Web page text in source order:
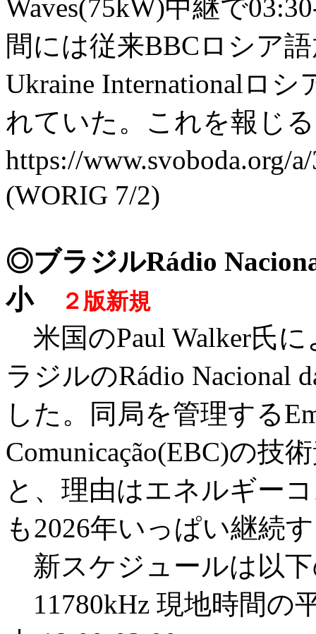
Waves(75kW)中継で
間には従来BBCロシア
Ukraine Internationalロ
れていた。これを報じ
https://www.svoboda.org/
(WORIG 7/2)
◎ブラジルRádio
小
２版新規
米国のPaul Walker氏
ラジルのRádio Nacional
した。同局を管理する
Comunicação(EBC)の技
と、理由はエネルギー
も2026年いっぱい継続
新スケジュールは以
11780kHz 現地時間の